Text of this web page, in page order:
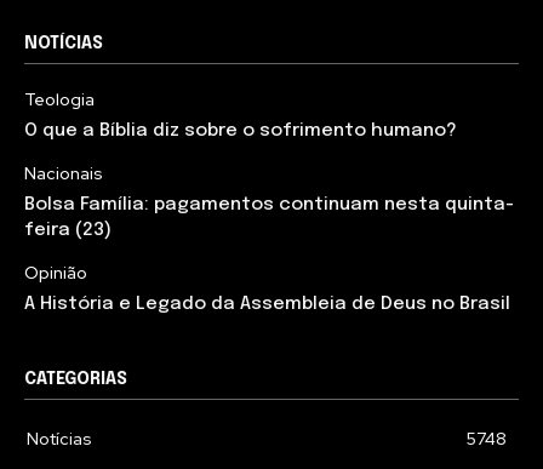
NOTÍCIAS
Teologia
O que a Bíblia diz sobre o sofrimento humano?
Nacionais
Bolsa Família: pagamentos continuam nesta quinta-
feira (23)
Opinião
A História e Legado da Assembleia de Deus no Brasil
CATEGORIAS
Notícias
5748